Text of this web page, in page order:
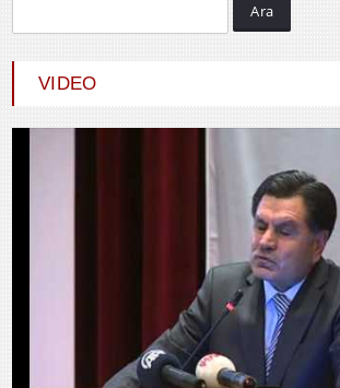
Ara
VIDEO